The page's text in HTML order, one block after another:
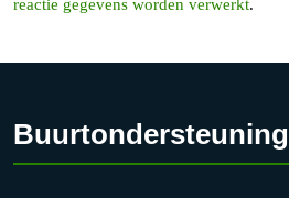
reactie gegevens worden verwerkt.
Buurtondersteuning